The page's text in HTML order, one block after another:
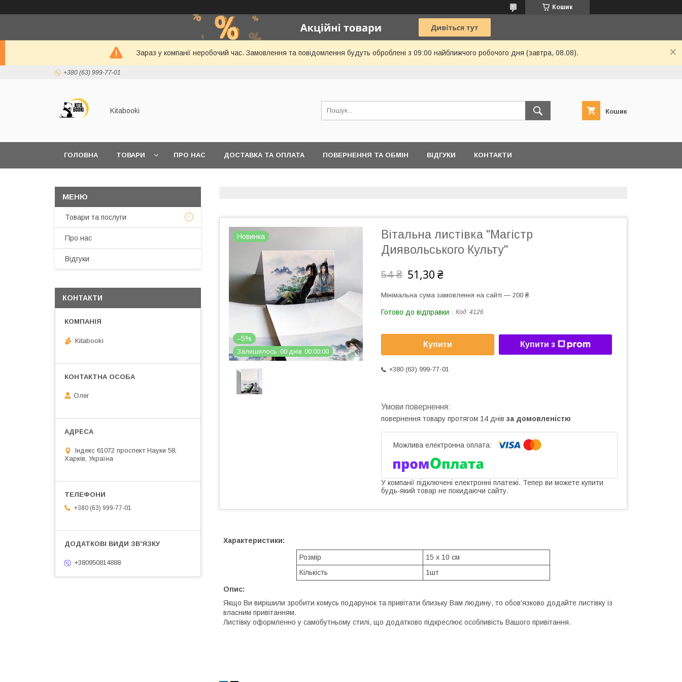
Кошик
Зараз у компанії неробочий час. Замовлення та повідомлення будуть оброблені з 09:00 найближчого робочого дня (завтра, 08.08).
+380 (63) 999-77-01
Kitabooki Кошик
ГОЛОВНА ТОВАРИ ПРО НАС ДОСТАВКА ТА ОПЛАТА ПОВЕРНЕННЯ ТА ОБМІН ВІДГУКИ КОНТАКТИ
Новинка
–5%
Залишилось 00 днів 00 00 00
Вітальна листівка "Магістр
Диявольського Культу"
54 ₴ 51,30 ₴
Мінімальна сума замовлення на сайті — 200 ₴
Готово до відправки Код: 4126
Купити Купити з
+380 (63) 999-77-01
повернення товару протягом 14 днів за домовленістю
У компанії підключені електронні платежі. Тепер ви можете купити
будь-який товар не покидаючи сайту.
Характеристики:
Розмір
15 х 10 см
Кількість
1шт
Опис:
Якщо Ви вирішили зробити комусь подарунок та привітати близьку Вам людину, то обов'язково додайте листівку із
власним привітанням.
Листівку оформленно у самобутньому стилі, що додатково підкреслює особливість Вашого привітання.
Товари та послуги
Про нас
Відгуки
КОНТАКТИ
Kitabooki
Олег
Індекс 61072 проспект Науки 58,
Харків, Україна
+380 (63) 999-77-01
+380950814888